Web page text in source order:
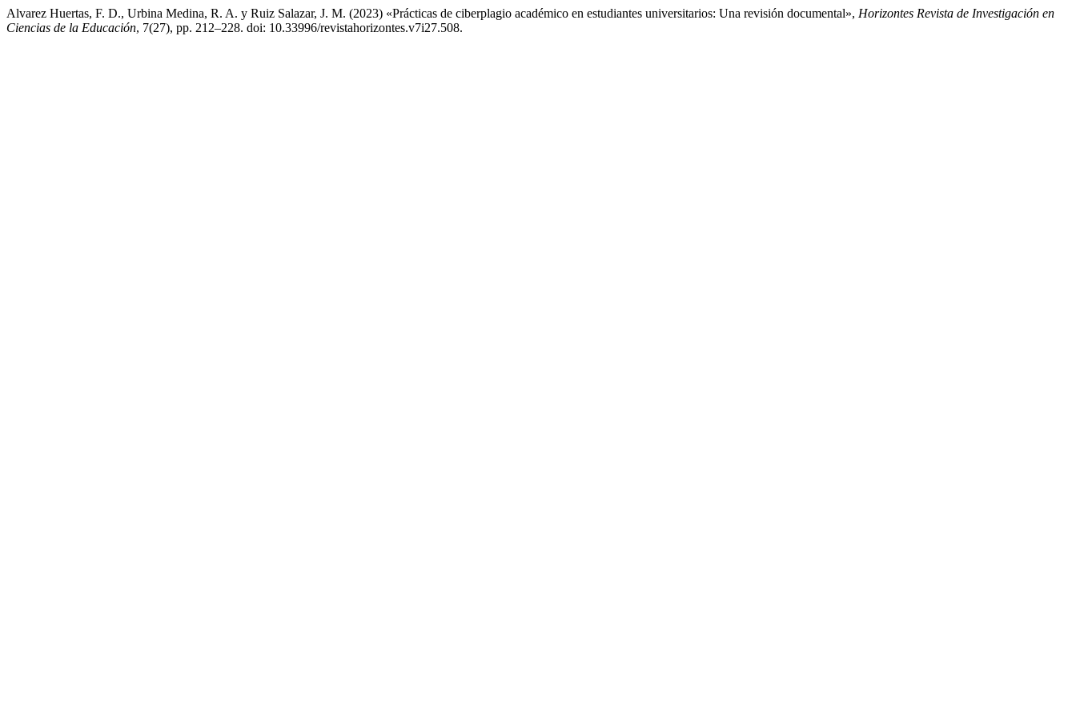
Alvarez Huertas, F. D., Urbina Medina, R. A. y Ruiz Salazar, J. M. (2023) «Prácticas de ciberplagio académico en estudiantes universitarios: Una revisión documental», Horizontes Revista de Investigación en
Ciencias de la Educación, 7(27), pp. 212–228. doi: 10.33996/revistahorizontes.v7i27.508.